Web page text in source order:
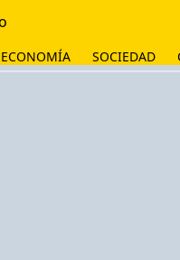
ECONOMÍA SOCIEDAD